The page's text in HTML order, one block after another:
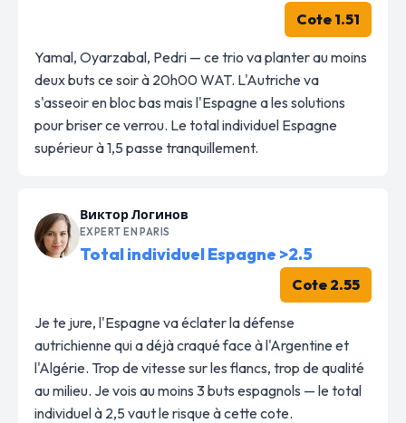
Cote 1.51
Yamal, Oyarzabal, Pedri — ce trio va planter au moins
deux buts ce soir à 20h00 WAT. L'Autriche va
s'asseoir en bloc bas mais l'Espagne a les solutions
pour briser ce verrou. Le total individuel Espagne
supérieur à 1,5 passe tranquillement.
Виктор Логинов
EXPERT EN PARIS
Total individuel Espagne >2.5
Cote 2.55
Je te jure, l'Espagne va éclater la défense
autrichienne qui a déjà craqué face à l'Argentine et
l'Algérie. Trop de vitesse sur les flancs, trop de qualité
au milieu. Je vois au moins 3 buts espagnols — le total
individuel à 2,5 vaut le risque à cette cote.